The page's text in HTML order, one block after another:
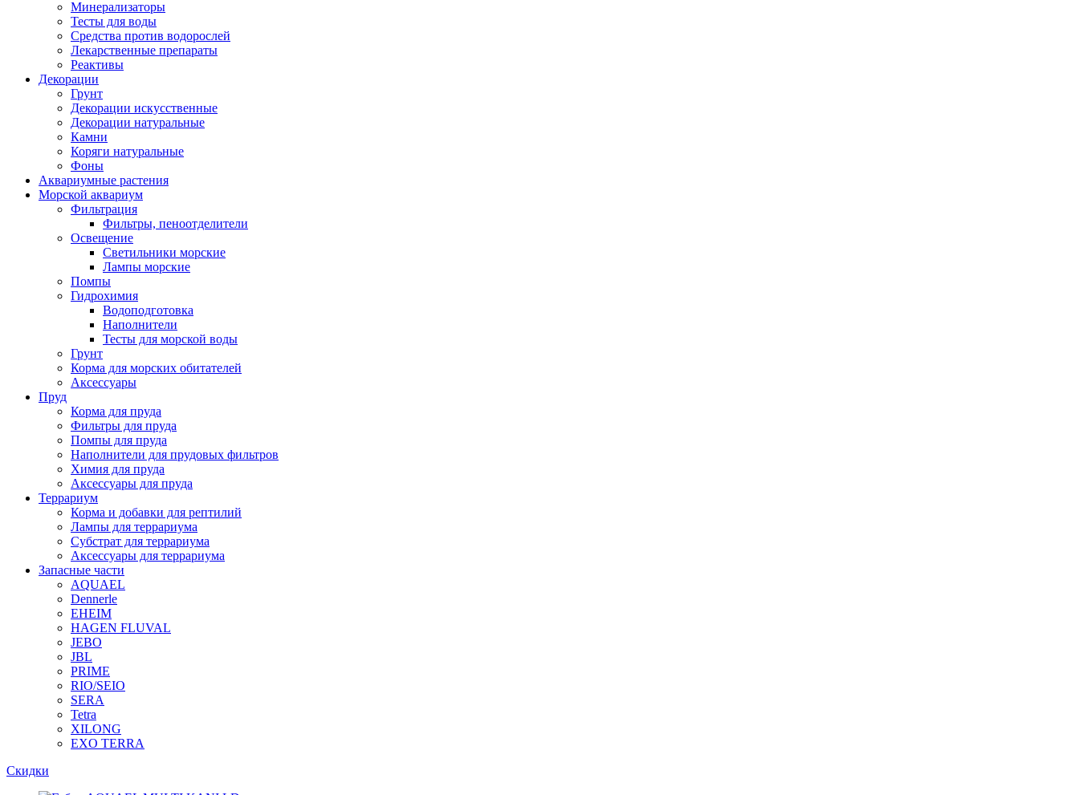
Минерализаторы
Тесты для воды
Средства против водорослей
Лекарственные препараты
Реактивы
Декорации
Грунт
Декорации искусственные
Декорации натуральные
Камни
Коряги натуральные
Фоны
Аквариумные растения
Морской аквариум
Фильтрация
Фильтры, пеноотделители
Освещение
Светильники морские
Лампы морские
Помпы
Гидрохимия
Водоподготовка
Наполнители
Тесты для морской воды
Грунт
Корма для морских обитателей
Аксессуары
Пруд
Корма для пруда
Фильтры для пруда
Помпы для пруда
Наполнители для прудовых фильтров
Химия для пруда
Аксессуары для пруда
Террариум
Корма и добавки для рептилий
Лампы для террариума
Субстрат для террариума
Аксессуары для террариума
Запасные части
AQUAEL
Dennerle
EHEIM
HAGEN FLUVAL
JEBO
JBL
PRIME
RIO/SEIO
SERA
Tetra
XILONG
EXO TERRA
Скидки